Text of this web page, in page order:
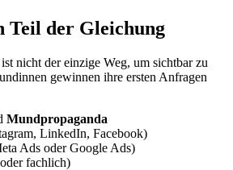
Teil der Gleichung
nicht der einzige Weg, um sichtbar zu
gewinnen ihre ersten Anfragen
Mundpropaganda
LinkedIn, Facebook)
Ads oder Google Ads)
fachlich)